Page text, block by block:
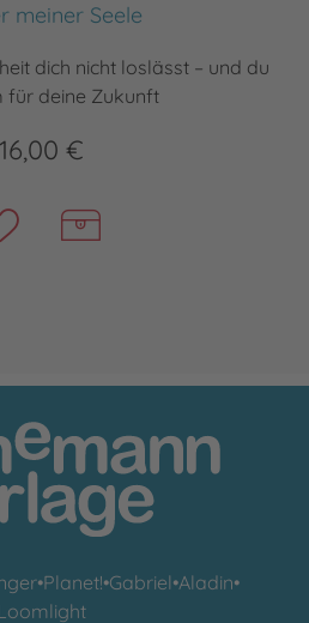
meiner Seele
dich nicht loslässt – und du
für deine Zukunft
16,00 €
•Planet!•Gabriel•Aladin•